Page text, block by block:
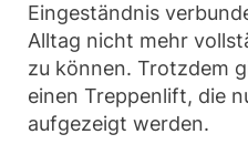
Eingeständnis
Alltag nicht mehr
zu können. Trotzdem
einen Treppenlift, die
aufgezeigt werden.